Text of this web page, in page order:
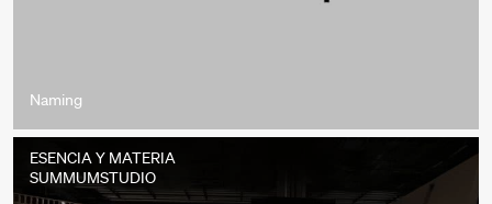
Naming
ESENCIA Y MATERIA
SUMMUMSTUDIO